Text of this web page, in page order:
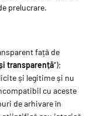
prelucrare.
față de
transparență”);
și legitime și nu
cu aceste
de arhivare în